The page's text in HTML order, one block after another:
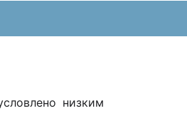
низким